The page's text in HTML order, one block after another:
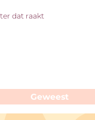
dat raakt
Geweest